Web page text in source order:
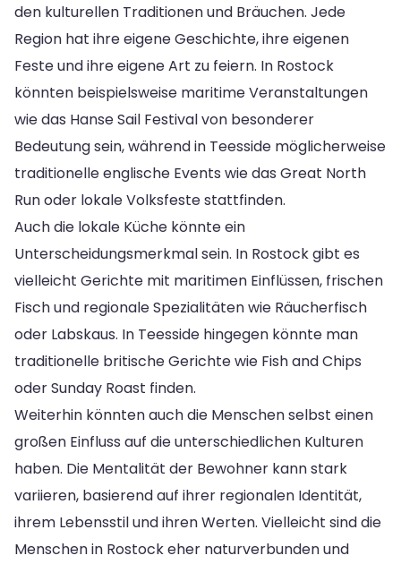
den kulturellen Traditionen und Bräuchen. Jede
Region hat ihre eigene Geschichte, ihre eigenen
Feste und ihre eigene Art zu feiern. In Rostock
könnten beispielsweise maritime Veranstaltungen
wie das Hanse Sail Festival von besonderer
Bedeutung sein, während in Teesside möglicherweise
traditionelle englische Events wie das Great North
Run oder lokale Volksfeste stattfinden.
Auch die lokale Küche könnte ein
Unterscheidungsmerkmal sein. In Rostock gibt es
vielleicht Gerichte mit maritimen Einflüssen, frischen
Fisch und regionale Spezialitäten wie Räucherfisch
oder Labskaus. In Teesside hingegen könnte man
traditionelle britische Gerichte wie Fish and Chips
oder Sunday Roast finden.
Weiterhin könnten auch die Menschen selbst einen
großen Einfluss auf die unterschiedlichen Kulturen
haben. Die Mentalität der Bewohner kann stark
variieren, basierend auf ihrer regionalen Identität,
ihrem Lebensstil und ihren Werten. Vielleicht sind die
Menschen in Rostock eher naturverbunden und